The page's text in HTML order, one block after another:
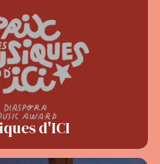
d'ICI